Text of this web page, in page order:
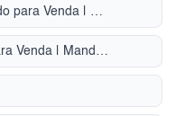
Apartamento com ar condicionado para Venda | Mandaqui
Apartamento hidromassagem para Venda | Mandaqui